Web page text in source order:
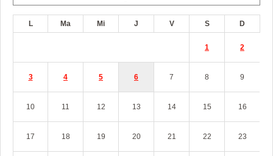
L Ma Mi J V S D
1 2
3 4 5 6 7 8 9
10 11 12 13 14 15 16
17 18 19 20 21 22 23